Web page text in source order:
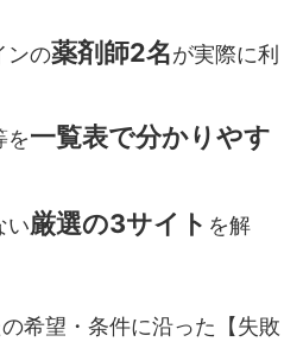
ンの薬剤師2名が実際に利
を一覧表で分かりやす
い厳選の3サイト を解
希望・条件に沿った【失敗